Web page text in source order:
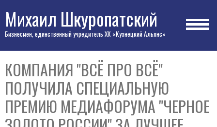
Михаил Шкуропатский
Бизнесмен, единственный учредитель ХК «Кузнецкий Альянс»
КОМПАНИЯ "ВСЁ ПРО ВСЁ"
ПОЛУЧИЛА СПЕЦИАЛЬНУЮ
ПРЕМИЮ МЕДИАФОРУМА "ЧЕРНОЕ